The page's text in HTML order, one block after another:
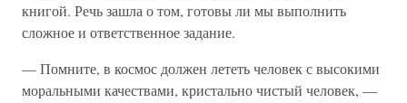
книгой. Речь зашла о том, готовы ли мы выполнить
сложное и ответственное задание.
— Помните, в космос должен лететь человек с высокими
моральными качествами, кристально чистый человек, —